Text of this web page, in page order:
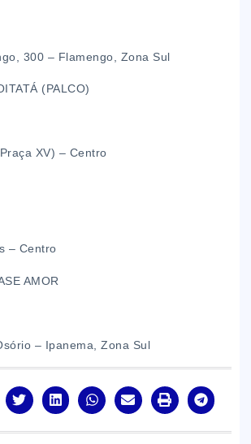
300 – Flamengo, Zona Sul
(PALCO)
XV) – Centro
– Centro
AMOR
– Ipanema, Zona Sul